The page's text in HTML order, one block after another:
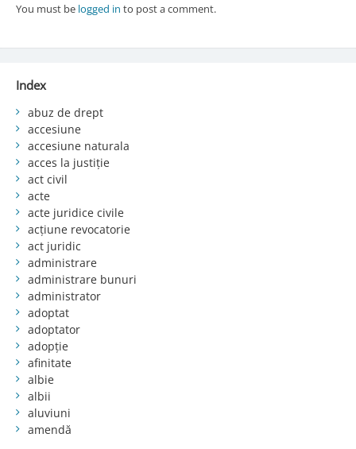
You must be logged in to post a comment.
Index
abuz de drept
accesiune
accesiune naturala
acces la justiție
act civil
acte
acte juridice civile
acțiune revocatorie
act juridic
administrare
administrare bunuri
administrator
adoptat
adoptator
adopție
afinitate
albie
albii
aluviuni
amendă